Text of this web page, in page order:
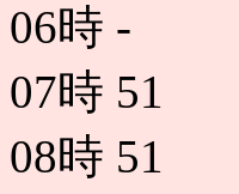
06時 -
07時 51
08時 51